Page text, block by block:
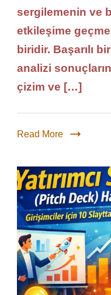
sergilemenin ve
etkileşime
biridir. Başarılı
analizi
çizim ve […]
Read More